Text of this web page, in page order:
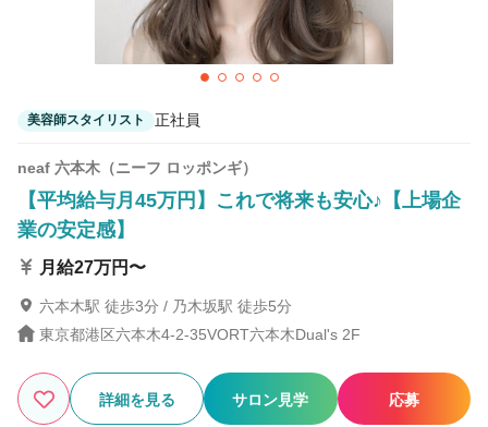
美容師スタイリスト 正社員
neaf 六本木（ニーフ ロッポンギ）
【平均給与月45万円】これで将来も安心♪【上場企
業の安定感】
月給27万円〜
六本木駅 徒歩3分 / 乃木坂駅 徒歩5分
東京都港区六本木4-2-35VORT六本木Dual's 2F
詳細を見る サロン見学 応募